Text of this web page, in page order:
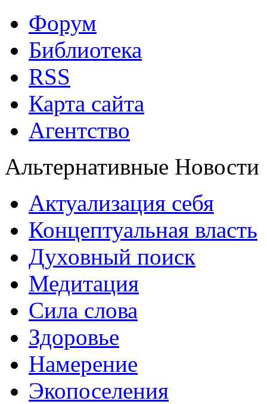
Форум
Библиотека
RSS
Карта сайта
Агентство
Альтернативные Новости
Актуализация себя
Концептуальная власть
Духовный поиск
Медитация
Сила слова
Здоровье
Намерение
Экопоселения